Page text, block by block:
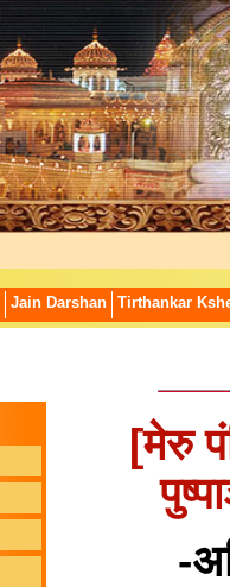
Jain Darshan Tirthankar
[मेरु
-